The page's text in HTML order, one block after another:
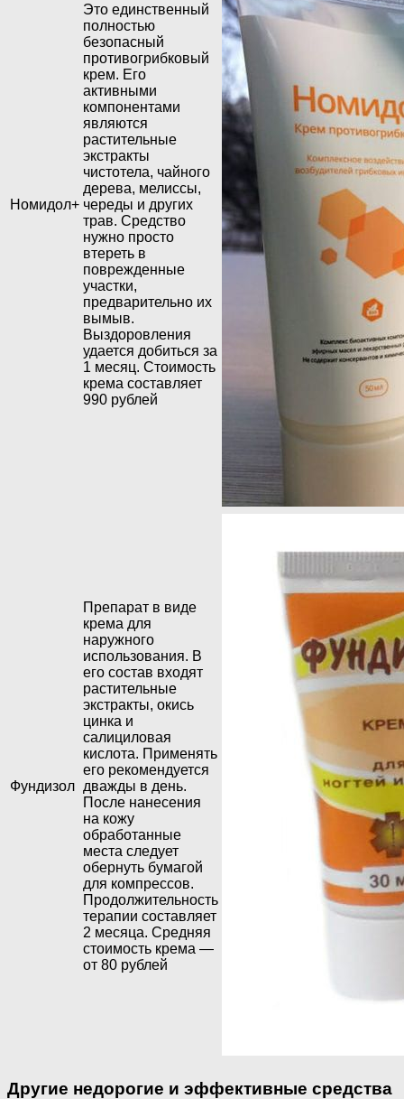
Номидол+
Это единственный
полностью
безопасный
противогрибковый
крем. Его
активными
компонентами
являются
растительные
экстракты
чистотела, чайного
дерева, мелиссы,
череды и других
трав. Средство
нужно просто
втереть в
поврежденные
участки,
предварительно их
вымыв.
Выздоровления
удается добиться за
1 месяц. Стоимость
крема составляет
990 рублей
Фундизол
Препарат в виде
крема для
наружного
использования. В
его состав входят
растительные
экстракты, окись
цинка и
салициловая
кислота. Применять
его рекомендуется
дважды в день.
После нанесения
на кожу
обработанные
места следует
обернуть бумагой
для компрессов.
Продолжительность
терапии составляет
2 месяца. Средняя
стоимость крема —
от 80 рублей
Другие недорогие и эффективные средства